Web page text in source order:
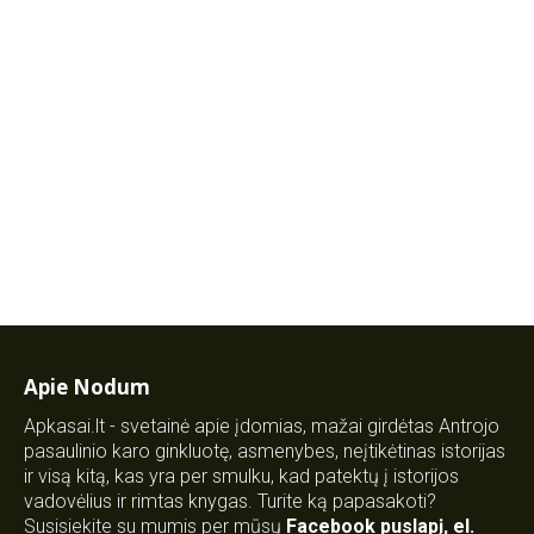
Apie Nodum
Apkasai.lt - svetainė apie įdomias, mažai girdėtas Antrojo
pasaulinio karo ginkluotę, asmenybes, neįtikėtinas istorijas
ir visą kitą, kas yra per smulku, kad patektų į istorijos
vadovėlius ir rimtas knygas. Turite ką papasakoti?
Susisiekite su mumis per mūsų Facebook puslapį, el.